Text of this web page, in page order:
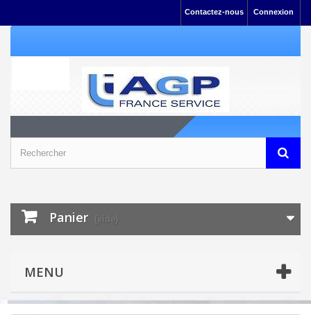
Connexion
Contactez-nous
Panier (vide)
MENU